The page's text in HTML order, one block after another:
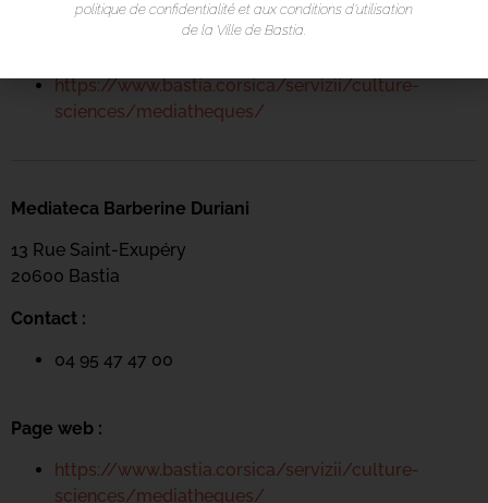
https://www.bastia.corsica/servizii/culture-
sciences/mediatheques/
Mediateca Barberine Duriani
13 Rue Saint-Exupéry
20600 Bastia
Contact :
04 95 47 47 00
Page web :
https://www.bastia.corsica/servizii/culture-
sciences/mediatheques/
politique de confidentialité et aux conditions d’utilisation
de la Ville de Bastia.